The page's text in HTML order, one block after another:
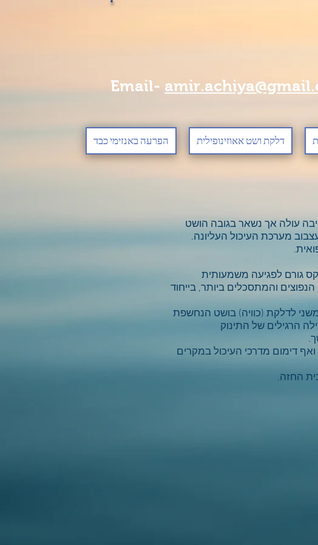
Email-
הפרעה באנזימי כבד דלקת ושט אאוזינופילית
עולה אך נשאר בגובה הושט
מערכת העיכול העליונה.
גורם לפגיעה משמעותית
והמתסכלים ביותר, בייחוד
לדלקת (כוויה) בושט הנחשפת
הרגילים של התינוק
דימום מדרכי העיכול במקרים
החזה.